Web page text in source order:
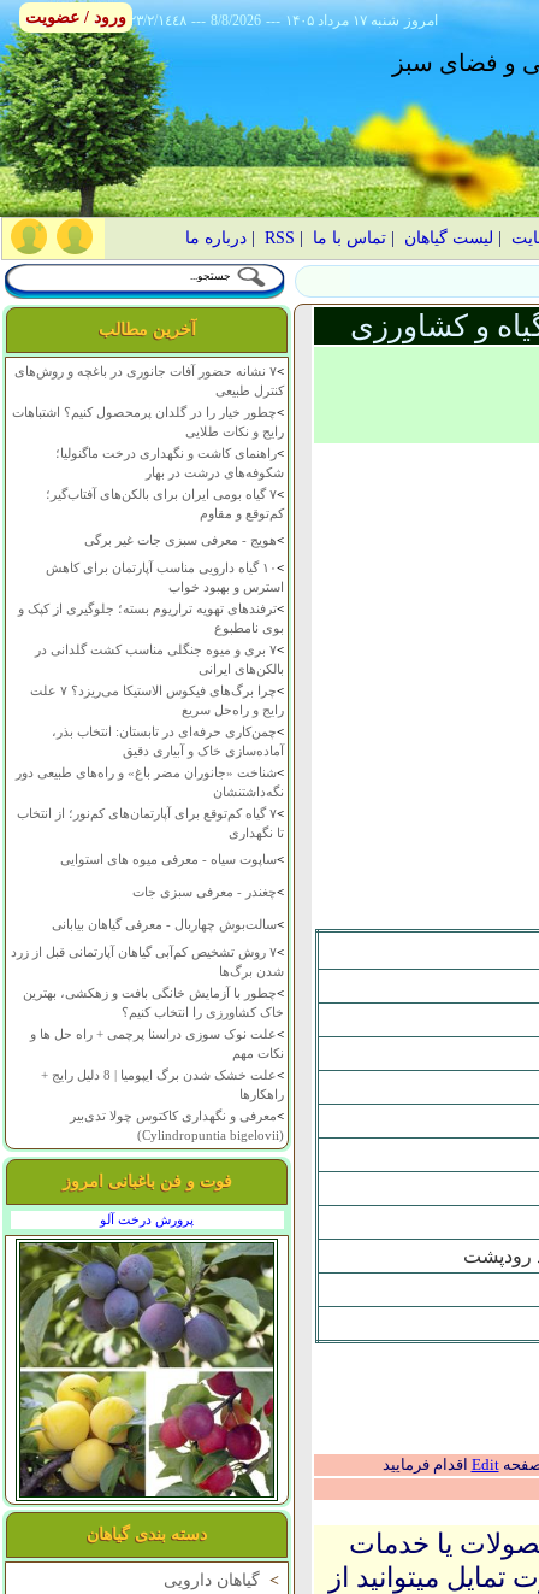
٢٣/٢/١٤٤٨ --- 8/8/2026 --- ۱۴۰۵ شنبه ۱۷ مرداد امروز
و فضای سبز
لیست گیاهان |تماس با ما RSS
|درباره ما
آخرین مطالب
>
۷ نشانه حضور آفات جانوری در باغچه و روش‌های
کنترل طبیعی
>چطور خیار را در گلدان پرمحصول کنیم؟ اشتباهات
رایج و نکات طلایی
>راهنمای کاشت و نگهداری درخت ماگنولیا؛
شکوفه‌های درشت در بهار
>
۷ گیاه بومی ایران برای بالکن‌های آفتاب‌گیر؛
کم‌توقع و مقاوم
>هویج - معرفی سبزی جات غیر برگی
>
۱۰ گیاه دارویی مناسب آپارتمان برای کاهش
استرس و بهبود خواب
>ترفندهای تهویه تراریوم بسته؛ جلوگیری از کپک و
بوی نامطبوع
>
۷ بری و میوه جنگلی مناسب کشت گلدانی در
بالکن‌های ایرانی
>
چرا برگ‌های فیکوس الاستیکا می‌ریزد؟ ۷ علت
رایج و راه‌حل سریع
>چمن‌کاری حرفه‌ای در تابستان: انتخاب بذر،
آماده‌سازی خاک و آبیاری دقیق
>شناخت «جانوران مضر باغ» و راه‌های طبیعی دور
نگه‌داشتنشان
>
۷ گیاه کم‌توقع برای آپارتمان‌های کم‌نور؛ از انتخاب
تا نگهداری
>ساپوت سیاه - معرفی میوه های استوایی
>چغندر - معرفی سبزی جات
>سالت‌بوش چهاربال - معرفی گیاهان بیابانی
>
۷ روش تشخیص کم‌آبی گیاهان آپارتمانی قبل از زرد
شدن برگ‌ها
>چطور با آزمایش خانگی بافت و زهکشی، بهترین
خاک کشاورزی را انتخاب کنیم؟
>علت نوک سوزی دراسنا پرچمی + راه حل ها و
نکات مهم
>
علت خشک شدن برگ ایپومیا | 8 دلیل رایج +
راهکارها
>معرفی و نگهداری کاکتوس چولا تدی‌بیر
(Cylindropuntia bigelovii)
فوت و فن باغبانی امروز
پرورش درخت آلو
دسته بندی گیاهان
> گیاهان دارویی
و کشاورزی
رودپشت
صفحهEdit اقدام فرمایید
یا خدمات
میتوانید از
ورود / عضویت